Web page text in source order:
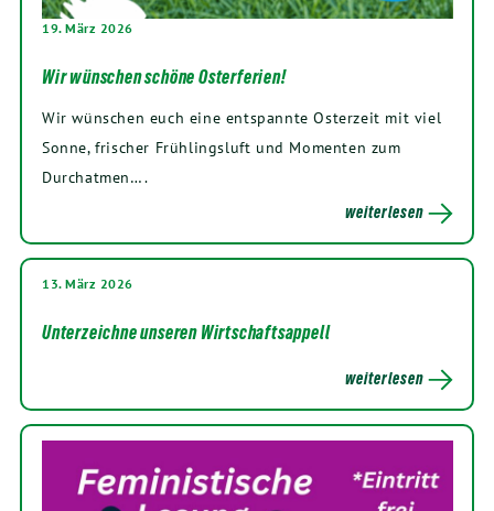
19. März 2026
Wir wünschen schöne Osterferien!
Wir wünschen euch eine entspannte Osterzeit mit viel
Sonne, frischer Frühlingsluft und Momenten zum
Durchatmen….
weiterlesen
13. März 2026
Unterzeichne unseren Wirtschaftsappell
weiterlesen